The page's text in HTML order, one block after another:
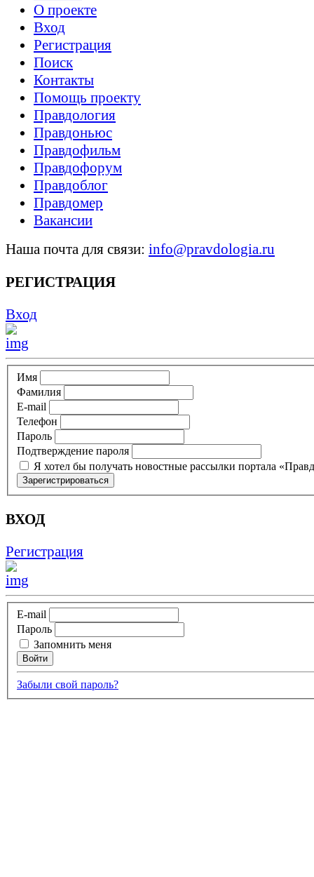
О проекте
Вход
Регистрация
Поиск
Контакты
Помощь проекту
Правдология
Правдоньюс
Правдофильм
Правдофорум
Правдоблог
Правдомер
Вакансии
Наша почта для связи: info@pravdologia.ru
РЕГИСТРАЦИЯ
Вход
Имя
Фамилия
E-mail
Телефон
Пароль
Подтверждение пароля
Я хотел бы получать новостные рассылки портала
ВХОД
Регистрация
E-mail
Пароль
Запомнить меня
Забыли свой пароль?